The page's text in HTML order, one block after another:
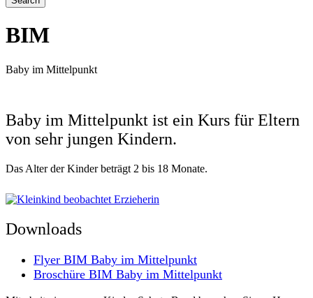
BIM
Baby im Mittelpunkt
Baby im Mittelpunkt ist ein Kurs für Eltern
von sehr jungen Kindern.
Das Alter der Kinder beträgt 2 bis 18 Monate.
Downloads
Flyer BIM Baby im Mittelpunkt
Broschüre BIM Baby im Mittelpunkt